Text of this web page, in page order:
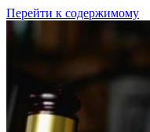
Перейти к содержимому